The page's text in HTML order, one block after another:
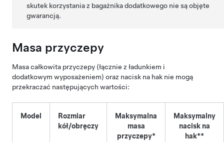
skutek korzystania z bagażnika dodatkowego nie są objęte
gwarancją.
Masa przyczepy
Masa całkowita przyczepy (łącznie z ładunkiem i
dodatkowym wyposażeniem) oraz nacisk na hak nie mogą
przekraczać następujących wartości:
Model
Rozmiar
kół/obręczy
Maksymalna
masa
przyczepy*
Maksymalny
nacisk na
hak**